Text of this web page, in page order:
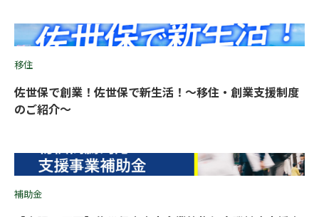
移住
佐世保で創業！佐世保で新生活！〜移住・創業支援制度
のご紹介〜
補助金